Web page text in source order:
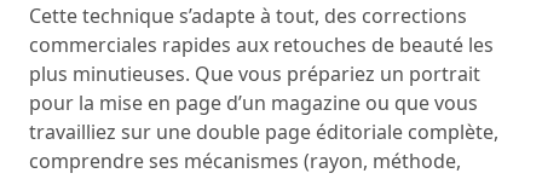
Cette technique s’adapte à tout, des corrections
commerciales rapides aux retouches de beauté les
plus minutieuses. Que vous prépariez un portrait
pour la mise en page d’un magazine ou que vous
travailliez sur une double page éditoriale complète,
comprendre ses mécanismes (rayon, méthode,